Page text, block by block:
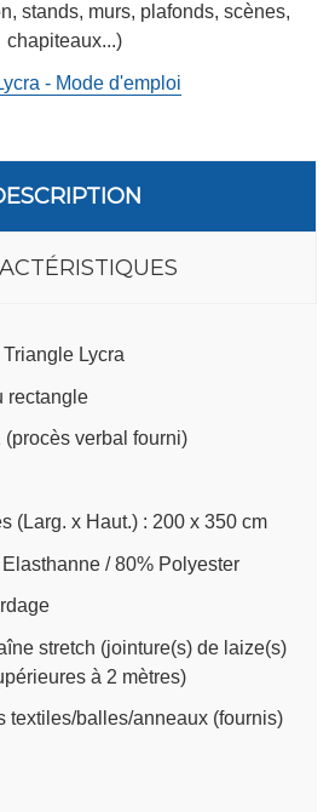
stands, murs, plafonds, scènes,
chapiteaux...)
- Mode d'emploi
Triangle Lycra
rectangle
verbal fourni)
(Larg. x Haut.) : 200 x 350 cm
/ 80% Polyester
stretch (jointure(s) de laize(s)
à 2 mètres)
textiles/balles/anneaux (fournis)